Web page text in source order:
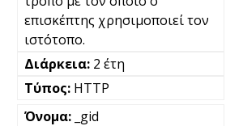
επισκέπτης χρησιμοποιεί τον
ιστότοπο.
2 έτη
HTTP
_gid